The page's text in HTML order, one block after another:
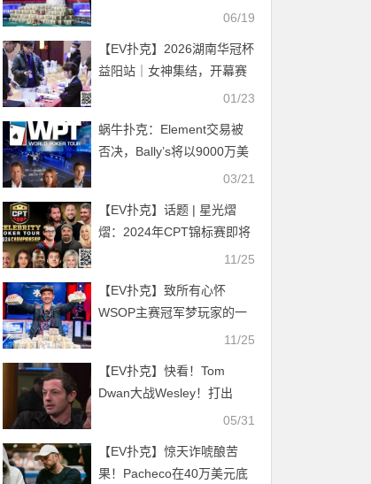
06/19
【EV扑克】2026湖南华冠杯
益阳站｜女神集结，开幕赛
冠军诞生，主赛A组开战，
选手晋级
01/23
蜗牛扑克：Element交易被
否决，Bally’s将以9000万美
03/21
【EV扑克】话题 | 星光熠
熠：2024年CPT锦标赛即将
在拉斯维加斯上演扑克盛宴
11/25
【EV扑克】致所有心怀
WSOP主赛冠军梦玩家的一
11/25
【EV扑克】快看！Tom
Dwan大战Wesley！打出
05/31
【EV扑克】惊天诈唬酿苦
果！Pacheco在40万美元底